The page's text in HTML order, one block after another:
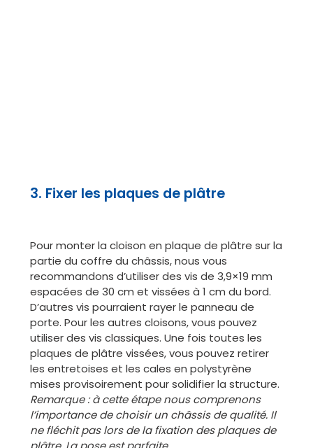
3. Fixer les plaques de plâtre
Pour monter la cloison en plaque de plâtre sur la
partie du coffre du châssis, nous vous
recommandons d’utiliser des vis de 3,9×19 mm
espacées de 30 cm et vissées à 1 cm du bord.
D’autres vis pourraient rayer le panneau de
porte. Pour les autres cloisons, vous pouvez
utiliser des vis classiques. Une fois toutes les
plaques de plâtre vissées, vous pouvez retirer
les entretoises et les cales en polystyrène
mises provisoirement pour solidifier la structure.
Remarque : à cette étape nous comprenons
l’importance de choisir un châssis de qualité. Il
ne fléchit pas lors de la fixation des plaques de